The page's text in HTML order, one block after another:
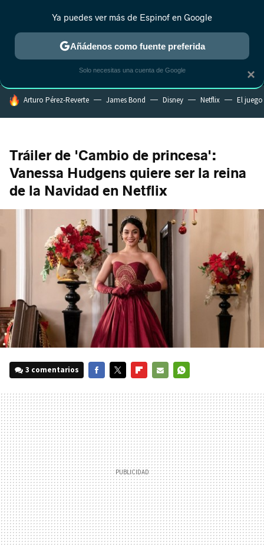
MENÚ NUEVO
ESTRENOS REALITY ANIME RANKINGS CINE
HOY SE HABLA DE
Arturo Pérez-Reverte James Bond Disney Netflix El
Tráiler de 'Cambio de princesa':
Vanessa Hudgens quiere ser la reina
de la Navidad en Netflix
3 comentarios
MAIL
×
Ya puedes ver más de Espinof en Google
Añádenos como fuente preferida
Solo necesitas una cuenta de Google